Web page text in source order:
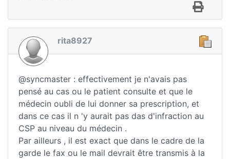
rita8927
@syncmaster : effectivement je n'avais pas
pensé au cas ou le patient consulte et que le
médecin oubli de lui donner sa prescription, et
dans ce cas il n 'y aurait pas das d'infraction au
CSP au niveau du médecin .
Par ailleurs , il est exact que dans le cadre de la
garde le fax ou le mail devrait être transmis à la